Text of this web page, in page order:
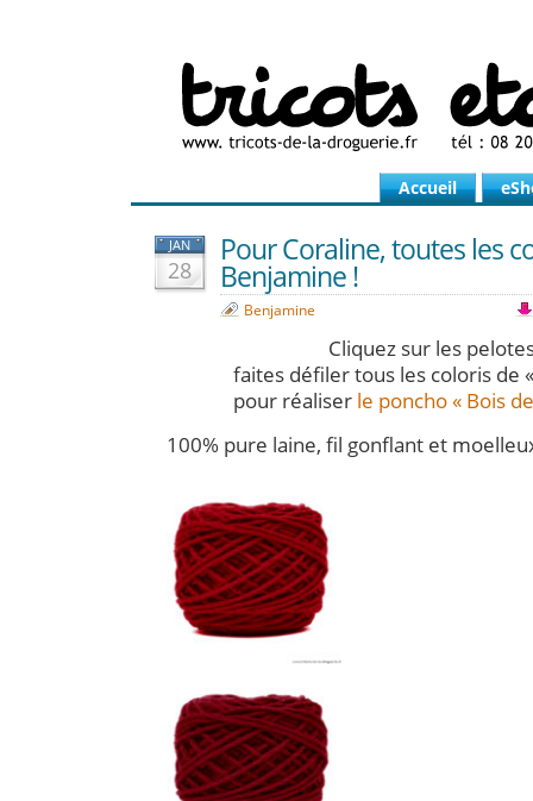
Accueil
JAN
28
Pour Coraline, toutes les
Benjamine !
Benjamine
Cliquez sur les
faites défiler tous les coloris de
pour réaliser le poncho « Bois
100% pure laine, fil gonflant et